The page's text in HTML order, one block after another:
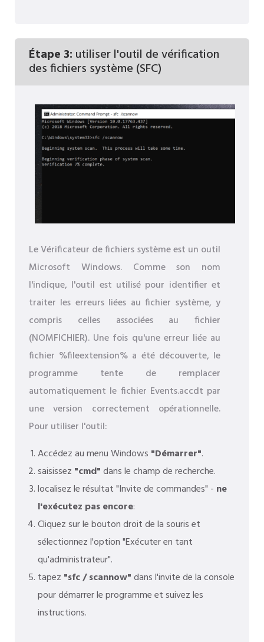
Étape 3: utiliser l'outil de vérification
des fichiers système (SFC)
Le Vérificateur de fichiers système est un outil
Microsoft Windows. Comme son nom
l'indique, l'outil est utilisé pour identifier et
traiter les erreurs liées au fichier système, y
compris celles associées au fichier
(NOMFICHIER). Une fois qu'une erreur liée au
fichier %fileextension% a été découverte, le
programme tente de remplacer
automatiquement le fichier Events.accdt par
une version correctement opérationnelle.
Pour utiliser l'outil:
Accédez au menu Windows "Démarrer".
saisissez "cmd"dans le champ de recherche.
localisez le résultat "Invite de commandes" - ne
l'exécutez pas encore:
Cliquez sur le bouton droit de la souris et
sélectionnez l'option "Exécuter en tant
qu'administrateur".
tapez "sfc / scannow"dans l'invite de la console
pour démarrer le programme et suivez les
instructions.